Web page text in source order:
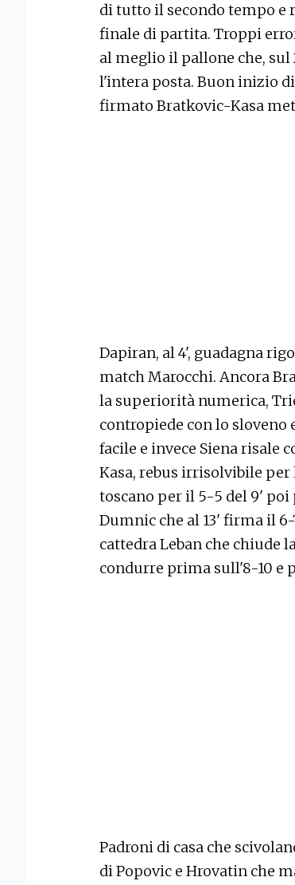
di tutto il secondo tempo e
finale di partita. Troppi
al meglio il pallone che, sul
l'intera posta. Buon inizio
firmato Bratkovic-Kasa
Dapiran, al 4', guadagna
match Marocchi. Ancora
la superiorità numerica,
contropiede con lo sloveno
facile e invece Siena risale
Kasa, rebus irrisolvibile per
toscano per il 5-5 del 9'
Dumnic che al 13' firma il
cattedra Leban che chiude
condurre prima sull'8-10 e
Padroni di casa che
di Popovic e Hrovatin che